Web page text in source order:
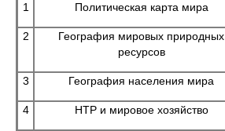
1 Политическая карта мира
2
География мировых природных
ресурсов
3 География населения мира
4 НТР и мировое хозяйство